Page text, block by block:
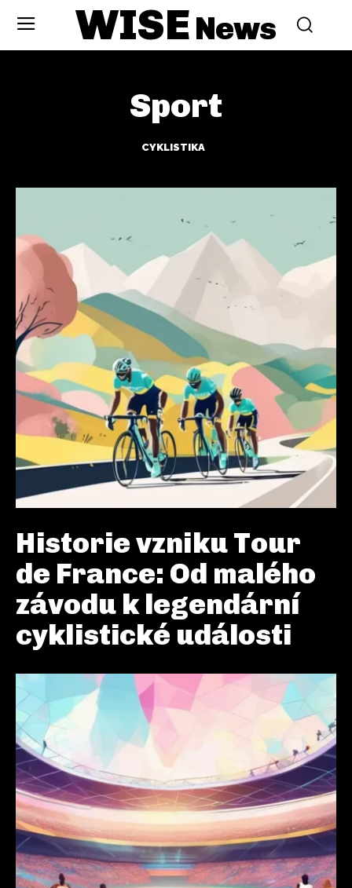
WISENews
Sport
CYKLISTIKA
Historie vzniku Tour
de France: Od malého
závodu k legendární
cyklistické události